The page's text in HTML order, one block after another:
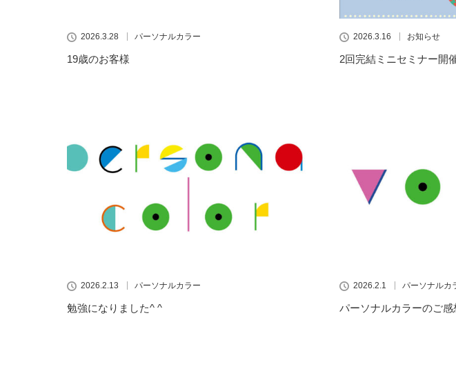
2026.3.28 パーソナルカラー
19歳のお客様
2026.3.16 お知らせ
2回完結ミニセミナー開
2026.2.13 パーソナルカラー
勉強になりました^ ^
2026.2.1 パーソナルカ
パーソナルカラーのご感